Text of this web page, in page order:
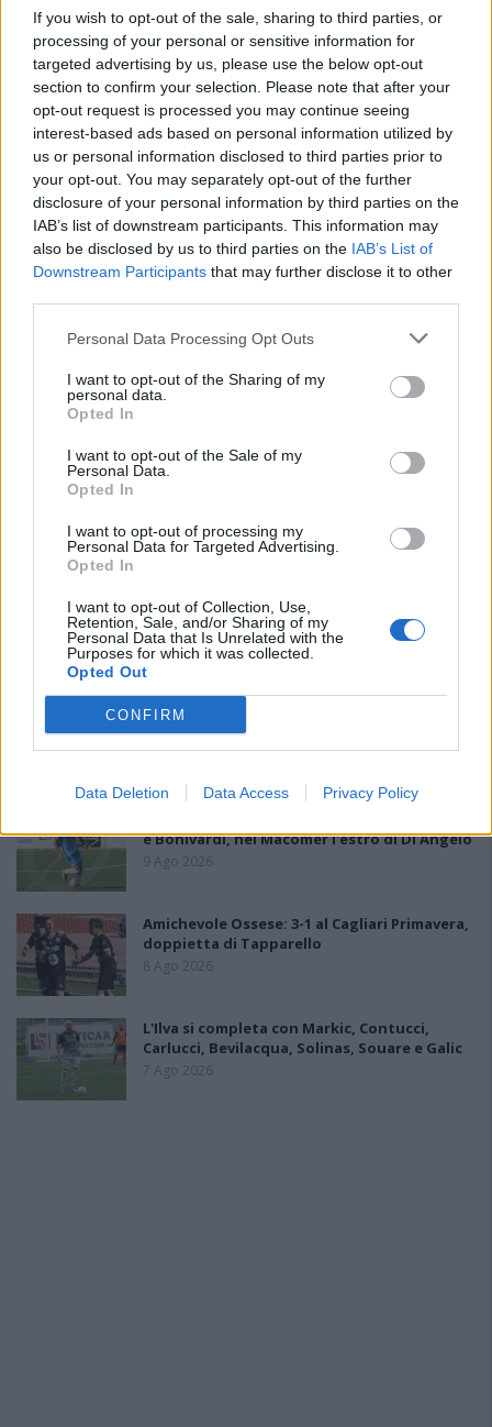
If you wish to opt-out of the sale, sharing to third parties, or
processing of your personal or sensitive information for
targeted advertising by us, please use the below opt-out
section to confirm your selection. Please note that after your
opt-out request is processed you may continue seeing
interest-based ads based on personal information utilized by
us or personal information disclosed to third parties prior to
your opt-out. You may separately opt-out of the further
disclosure of your personal information by third parties on the
IAB’s list of downstream participants. This information may
also be disclosed by us to third parties on the IAB’s List of
Downstream Participants that may further disclose it to other
Personal Data Processing Opt Outs
I want to opt-out of the Sharing of my
personal data.
Opted In
I want to opt-out of the Sale of my
Personal Data.
Opted In
I want to opt-out of processing my
Personal Data for Targeted Advertising.
Opted In
I want to opt-out of Collection, Use,
Retention, Sale, and/or Sharing of my
Personal Data that Is Unrelated with the
Purposes for which it was collected.
Opted Out
CONFIRM
Data Deletion Data Access Privacy Policy
PIÙ LETTI OGGI
La COS approda a Barisardo tra conferme,
nuovi volti e mister Loi a fare da filo
conduttore
9 Ago 2026
L'Accademia Sulcitana prende il mediano
Puddu, allo Jerzu l'attaccante Bebo Atzori
10 Ago 2026
e Bonivardi, nel Macomer l'estro di Di Angelo
9 Ago 2026
Amichevole Ossese: 3-1 al Cagliari Primavera,
doppietta di Tapparello
8 Ago 2026
L'Ilva si completa con Markic, Contucci,
Carlucci, Bevilacqua, Solinas, Souare e Galic
7 Ago 2026